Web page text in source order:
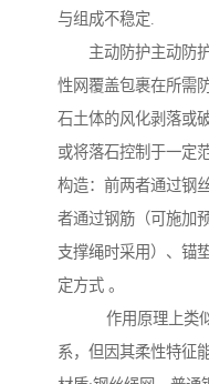
与组成不稳定.
主动防护主动防护
性网覆盖包裹在所需
石土体的风化剥落或
或将落石控制于一定
构造：前两者通过钢
者通过钢筋（可施加
支撑绳时采用）、锚
定方式 。
作用原理上类似
系，但因其柔性特征